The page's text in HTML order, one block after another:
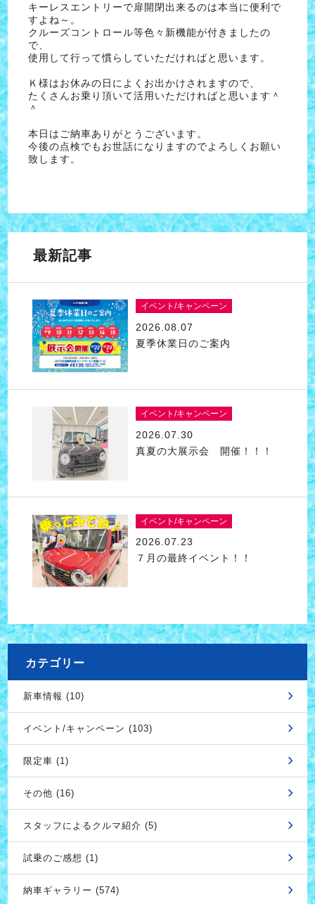
キーレスエントリーで扉開閉出来るのは本当に便利で
すよね～。
クルーズコントロール等色々新機能が付きましたの
で、
使用して行って慣らしていただければと思います。
Ｋ様はお休みの日によくお出かけされますので、
たくさんお乗り頂いて活用いただければと思います＾
＾
本日はご納車ありがとうございます。
今後の点検でもお世話になりますのでよろしくお願い
致します。
最新記事
イベント/キャンペーン
2026.08.07
夏季休業日のご案内
イベント/キャンペーン
2026.07.30
真夏の大展示会 開催！！！
イベント/キャンペーン
2026.07.23
７月の最終イベント！！
カテゴリー
新車情報 (10)
イベント/キャンペーン (103)
限定車 (1)
その他 (16)
スタッフによるクルマ紹介 (5)
試乗のご感想 (1)
納車ギャラリー (574)